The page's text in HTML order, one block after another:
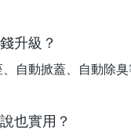
升級？
自動掀蓋、自動除
也實用？